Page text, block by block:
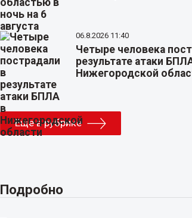
06.8.2026 11:40
Четыре человека
результате атаки
Нижегородской
Еще в рубрике
Подробно